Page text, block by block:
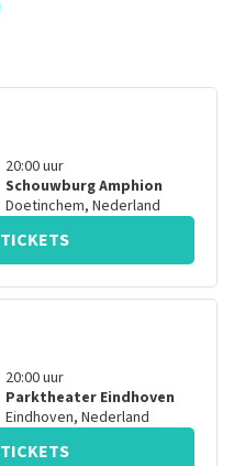
20:00uur
Schouwburg Amphion
Doetinchem, Nederland
20:00uur
Parktheater Eindhoven
Eindhoven, Nederland